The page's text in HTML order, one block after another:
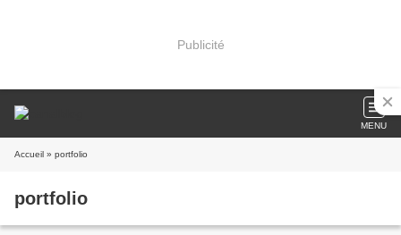
Publicité
MENU
Accueil » portfolio
portfolio